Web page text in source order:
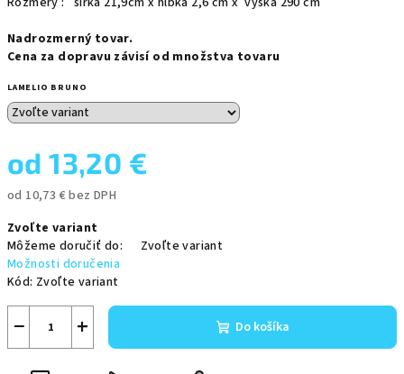
Nadrozmerný tovar.
Cena za dopravu závisí od množstva tovaru
LAMELIO BRUNO
od13,20 €
od 10,73 €bez DPH
cena:
Zvoľte variant
Môžeme doručiť do:
Zvoľte variant
Možnosti doručenia
Kód: Zvoľte variant
+
− Do košíka